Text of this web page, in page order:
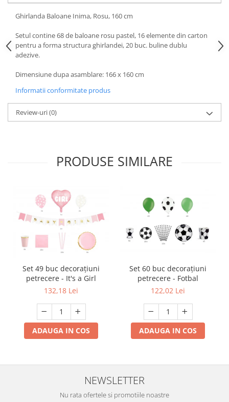
Ghirlanda Baloane Inima, Rosu, 160 cm
Setul contine 68 de baloane rosu pastel, 16 elemente din carton
pentru a forma structura ghirlandei, 20 buc. buline dublu
adezive.
Dimensiune dupa asamblare: 166 x 160 cm
Informatii conformitate produs
Review-uri(0)
PRODUSE SIMILARE
Set 49 buc decorațiuni
petrecere - It's a Girl
132,18 Lei
ADAUGA IN COS
Set 60 buc decorațiuni
petrecere - Fotbal
122,02 Lei
ADAUGA IN COS
NEWSLETTER
Nu rata ofertele si promotiile noastre